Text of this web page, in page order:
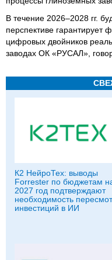
В течение 2026–2028 гг.
перспективе гарантирует
цифровых двойников
заводах ОК «РУСАЛ»,
К2 НейроТех: выводы
Forrester по бюджетам
2027 год подтверждают
необходимость
инвестиций в ИИ